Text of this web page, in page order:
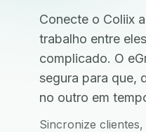
Conecte o Coliix
trabalho entre
complicado. O
segura para que,
no outro em
Sincronize